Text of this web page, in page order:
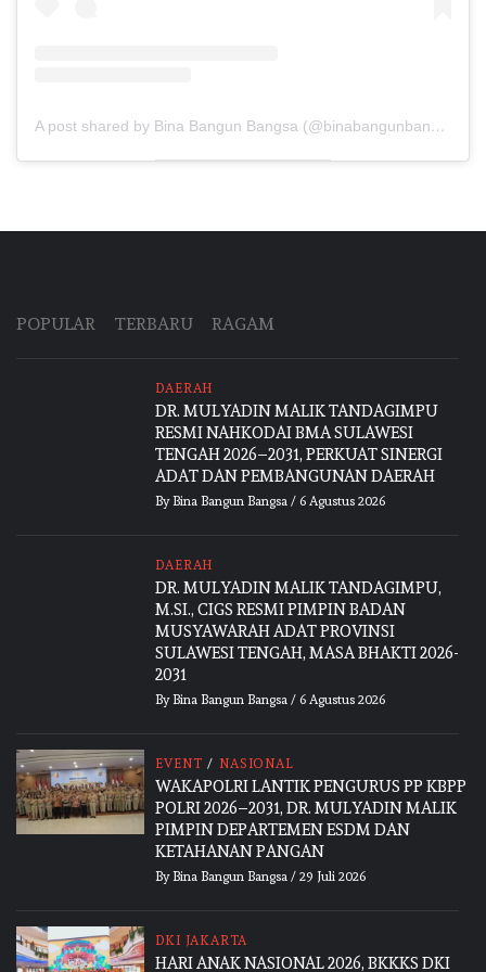
A post shared by Bina Bangun Bangsa (@binabangunbangsa)
POPULAR TERBARU RAGAM
DAERAH
DR. MULYADIN MALIK TANDAGIMPU
RESMI NAHKODAI BMA SULAWESI
TENGAH 2026–2031, PERKUAT SINERGI
ADAT DAN PEMBANGUNAN DAERAH
By Bina Bangun Bangsa/ 6 Agustus 2026
DAERAH
DR. MULYADIN MALIK TANDAGIMPU,
M.SI., CIGS RESMI PIMPIN BADAN
MUSYAWARAH ADAT PROVINSI
SULAWESI TENGAH, MASA BHAKTI 2026-
2031
By Bina Bangun Bangsa/ 6 Agustus 2026
EVENT / NASIONAL
WAKAPOLRI LANTIK PENGURUS PP KBPP
POLRI 2026–2031, DR. MULYADIN MALIK
PIMPIN DEPARTEMEN ESDM DAN
KETAHANAN PANGAN
By Bina Bangun Bangsa/ 29 Juli 2026
DKI JAKARTA
HARI ANAK NASIONAL 2026, BKKKS DKI